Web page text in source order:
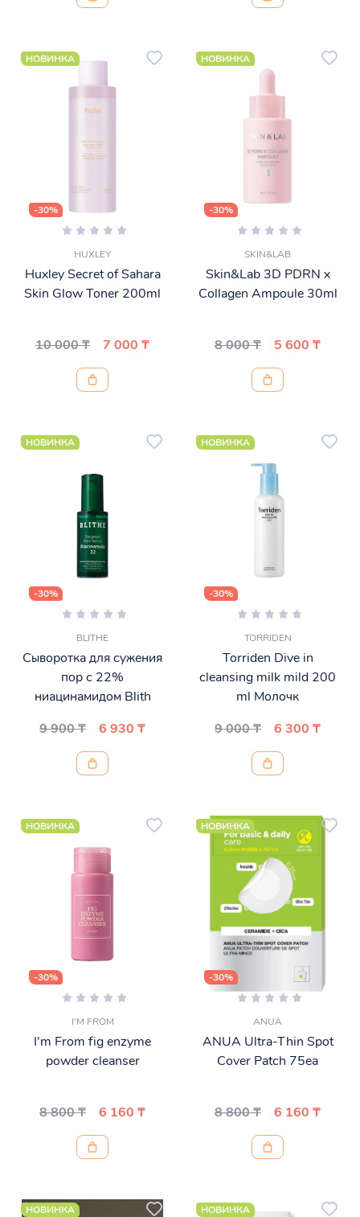
НОВИНКА
-30%
HUXLEY
Huxley Secret of Sahara
Skin Glow Toner 200ml
10 000 ₸ 7 000 ₸
НОВИНКА
-30%
SKIN&LAB
Skin&Lab 3D PDRN x
Collagen Ampoule 30ml
8 000 ₸ 5 600 ₸
НОВИНКА
-30%
BLITHE
Сыворотка для сужения
пор с 22%
ниацинамидом Blith
9 900 ₸
6 930 ₸
НОВИНКА
-30%
TORRIDEN
Torriden Dive in
cleansing milk mild 200
ml Молочк
9 000 ₸
6 300 ₸
НОВИНКА
-30%
I'M FROM
I'm From fig enzyme
powder cleanser
8 800 ₸ 6 160 ₸
НОВИНКА
-30%
ANUA
ANUA Ultra-Thin Spot
Cover Patch 75ea
8 800 ₸ 6 160 ₸
НОВИНКА НОВИНКА